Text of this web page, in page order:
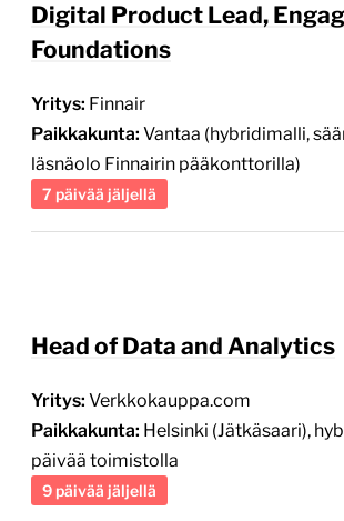
Digital Product Lead,
Foundations
Yritys: Finnair
Paikkakunta: Vantaa (hybridimalli,
läsnäolo Finnairin pääkonttorilla)
7 päivää jäljellä
Head of Data and Analytics
Yritys: Verkkokauppa.com
Paikkakunta: Helsinki (Jätkäsaari),
päivää toimistolla
9 päivää jäljellä